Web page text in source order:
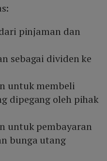
pinjaman dan
sebagai dividen ke
untuk membeli
dipegang oleh pihak
untuk pembayaran
bunga utang